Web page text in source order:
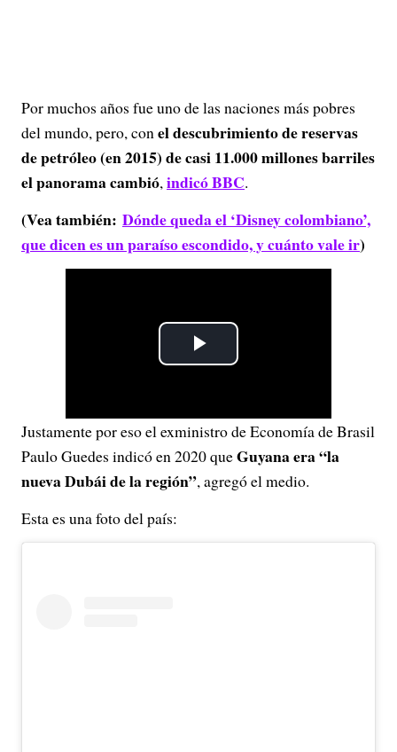
Por muchos años fue uno de las naciones más pobres
del mundo, pero, conel descubrimiento de reservas
de petróleo (en 2015) de casi 11.000 millones barriles
el panorama cambió,indicó BBC.
(Vea también: Dónde queda el ‘Disney colombiano’,
que dicen es un paraíso escondido, y cuánto vale ir)
P
a
y
Justamente por eso el exministro de Economía de Brasil
Paulo Guedes indicó en 2020 queGuyana era “la
nueva Dubái de la región”, agregó el medio.
Esta es una foto del país: